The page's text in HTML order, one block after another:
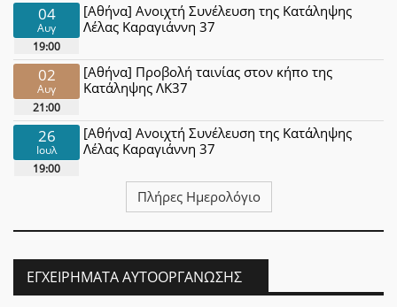
04
Αυγ
19:00
[Αθήνα] Ανοιχτή Συνέλευση της Κατάληψης
Λέλας Καραγιάννη 37
02
Αυγ
21:00
[Αθήνα] Προβολή ταινίας στον κήπο της
Κατάληψης ΛΚ37
26
Ιουλ
19:00
[Αθήνα] Ανοιχτή Συνέλευση της Κατάληψης
Λέλας Καραγιάννη 37
Πλήρες Ημερολόγιο
ΕΓΧΕΙΡΉΜΑΤΑ ΑΥΤΟΟΡΓΆΝΩΣΗΣ